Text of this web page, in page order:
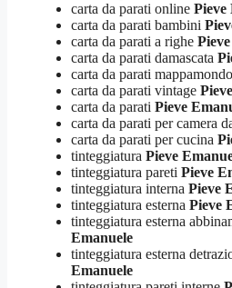
carta da parati online Pieve
carta da parati bambini
carta da parati a righe
carta da parati damascata
carta da parati mappamondo
carta da parati vintage
carta da parati Pieve
carta da parati per camera
carta da parati per cucina
tinteggiatura Pieve
tinteggiatura pareti Pieve
tinteggiatura interna Pieve
tinteggiatura esterna Pieve
tinteggiatura esterna
Emanuele
tinteggiatura esterna
Emanuele